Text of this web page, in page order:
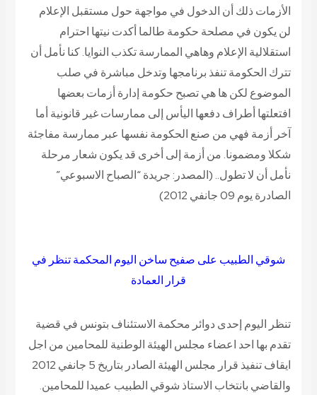
الأزمات ذلك أن الدخول في مواجهة حول مستقبل الإعلام
لن يكون في مصلحة حكومة طالما أكدت نيتها احترام
استقلالية الإعلام وهاهي الممارسة تكذب النوايا. كنا نأمل أن
تترك الحكومة تنفذ برنامجها وتدخل مباشرة في صلب
الموضوع لكن ها هي تصبح حكومة إدارة أزمات بعضها
افتعلتها أطراف دفعها اليأس إلى ممارسات غير قانونية أما
آخر أزمة فهي من صنع الحكومة نفسها عبر ممارسة مفاجئة
شكلا ومضمونا. من أزمة إلى أخرى قد يكون شعار مرحلة
نأمل أن لا تطول.. (المصدر: جريدة “الصباح الاسبوعي”
الصادرة يوم 09 جانفي 2012)
شوقي الطبيب على صفيح ساخن اليوم المحكمة تنظر في
قرار العمادة
تنظر اليوم إحدى دوائر محكمة الاستئناف بتونس في قضية
تقدم بها احد اعضاء مجلس الهيئة الوطنية للمحامين من اجل
ايقاف تنفيذ قرار مجلس الهيئة الصادر بتاريخ 5 جانفي 2012
والقاضي بانتخاب الاستاذ شوقي الطبيب عميدا للمحامين.